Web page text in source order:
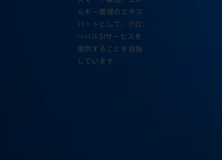
ルギー管理のエキス
パートとして、グロ
ーバルSIサービスを
提供することを目指
しています